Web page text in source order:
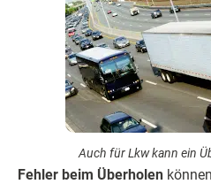
Auch für Lkw kann ein
Fehler beim Überholen